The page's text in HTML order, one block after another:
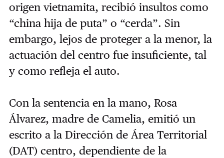
origen vietnamita, recibió insultos como
“china hija de puta” o “cerda”. Sin
embargo, lejos de proteger a la menor, la
actuación del centro fue insuficiente, tal
y como refleja el auto.
Con la sentencia en la mano, Rosa
Álvarez, madre de Camelia, emitió un
escrito a la Dirección de Área Territorial
(DAT) centro, dependiente de la